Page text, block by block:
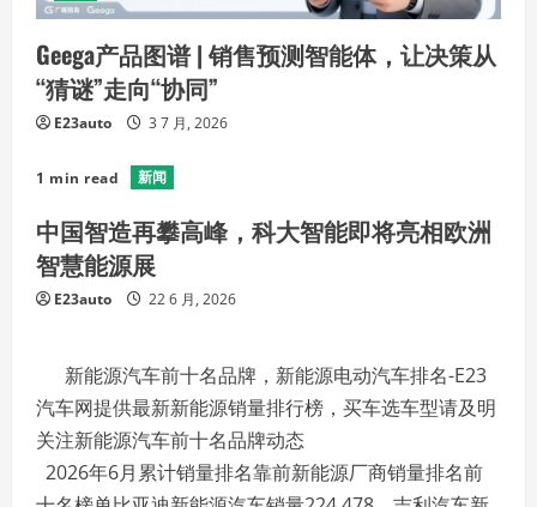
Geega产品图谱 | 销售预测智能体，让决策从
“猜谜”走向“协同”
E23auto 3 7 月, 2026
1 min read 新闻
中国智造再攀高峰，科大智能即将亮相欧洲
智慧能源展
E23auto 22 6 月, 2026
新能源汽车前十名品牌，新能源电动汽车排名-E23
汽车网提供最新新能源销量排行榜，买车选车型请及明
关注新能源汽车前十名品牌动态
2026年6月累计销量排名靠前新能源厂商销量排名前